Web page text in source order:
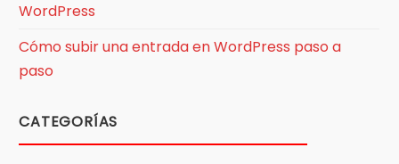
WordPress
Cómo subir una entrada en WordPress paso a
paso
CATEGORÍAS